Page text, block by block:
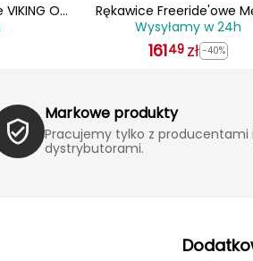
Olli
Rękawice Freeride'owe
Jednopalczaste VIKING
Mitten
Wysyłamy w 24h
16149 zł -40%
Markowe produkty
Pracujemy tylko z producentami i
dystrybutorami.